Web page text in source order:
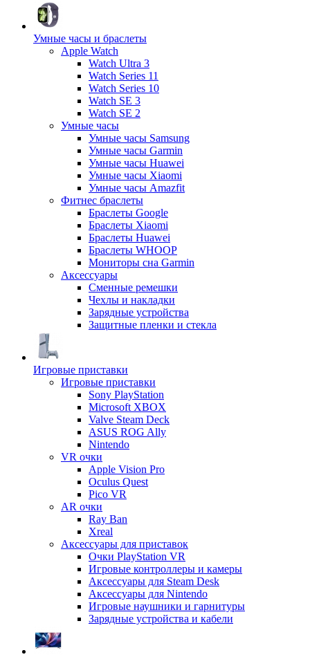
Умные часы и браслеты
Apple Watch
Watch Ultra 3
Watch Series 11
Watch Series 10
Watch SE 3
Watch SE 2
Умные часы
Умные часы Samsung
Умные часы Garmin
Умные часы Huawei
Умные часы Xiaomi
Умные часы Amazfit
Фитнес браслеты
Браслеты Google
Браслеты Xiaomi
Браслеты Huawei
Браслеты WHOOP
Мониторы сна Garmin
Аксессуары
Сменные ремешки
Чехлы и накладки
Зарядные устройства
Защитные пленки и стекла
Игровые приставки
Игровые приставки
Sony PlayStation
Microsoft XBOX
Valve Steam Deck
ASUS ROG Ally
Nintendo
VR очки
Apple Vision Pro
Oculus Quest
Pico VR
AR очки
Ray Ban
Xreal
Аксессуары для приставок
Очки PlayStation VR
Игровые контроллеры и камеры
Аксессуары для Steam Desk
Аксессуары для Nintendo
Игровые наушники и гарнитуры
Зарядные устройства и кабели